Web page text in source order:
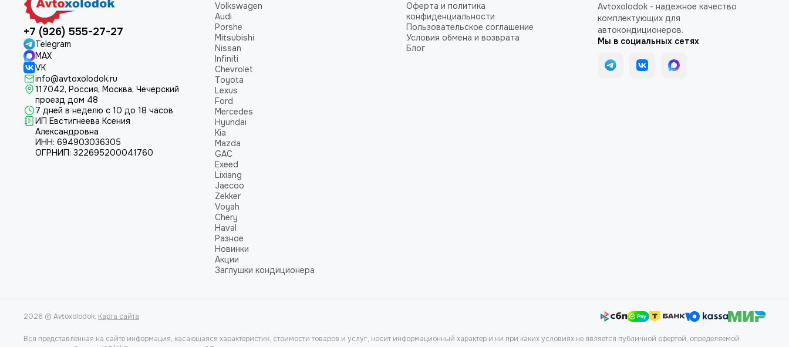
+7 (926) 555-27-27
Telegram
MAX
VK
info@avtoxolodok.ru
117042, Россия, Москва, Чечерский
проезд дом 48
7 дней в неделю с 10 до 18 часов
ИП Евстигнеева Ксения
Александровна
ИНН: 694903036305
ОГРНИП: 322695200041760
Volkswagen
Audi
Porshe
Mitsubishi
Nissan
Infiniti
Chevrolet
Toyota
Lexus
Ford
Mercedes
Hyundai
Kia
Mazda
GAC
Exeed
Lixiang
Jaecoo
Zekker
Voyah
Chery
Haval
Разное
Новинки
Акции
Заглушки кондиционера
Оферта и политика
конфиденциальности
Пользовательское соглашение
Условия обмена и возврата
Блог
Avtoxolodok - надежное качество
комплектующих для
автокондиционеров.
Мы в социальных сетях
2026 © Avtoxolodok. Карта сайта
Вся представленная на сайте информация, касающаяся характеристик, стоимости товаров и услуг, носит информационный характер и ни при каких условиях не является публичной офертой, определяемой